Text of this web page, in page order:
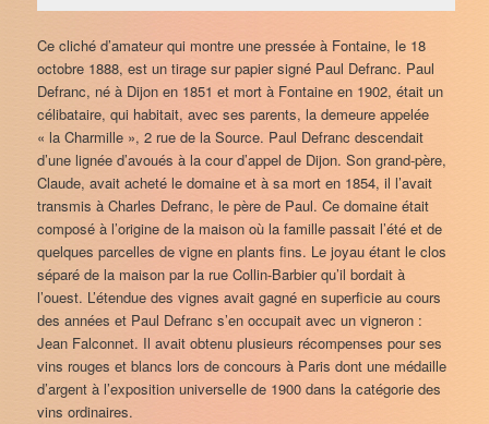
Ce cliché d’amateur qui montre une pressée à Fontaine, le 18
octobre 1888, est un tirage sur papier signé Paul Defranc. Paul
Defranc, né à Dijon en 1851 et mort à Fontaine en 1902, était un
célibataire, qui habitait, avec ses parents, la demeure appelée
« la Charmille », 2 rue de la Source. Paul Defranc descendait
d’une lignée d’avoués à la cour d’appel de Dijon. Son grand-père,
Claude, avait acheté le domaine et à sa mort en 1854, il l’avait
transmis à Charles Defranc, le père de Paul. Ce domaine était
composé à l’origine de la maison où la famille passait l’été et de
quelques parcelles de vigne en plants fins. Le joyau étant le clos
séparé de la maison par la rue Collin-Barbier qu’il bordait à
l’ouest. L’étendue des vignes avait gagné en superficie au cours
des années et Paul Defranc s’en occupait avec un vigneron :
Jean Falconnet. Il avait obtenu plusieurs récompenses pour ses
vins rouges et blancs lors de concours à Paris dont une médaille
d’argent à l’exposition universelle de 1900 dans la catégorie des
vins ordinaires.